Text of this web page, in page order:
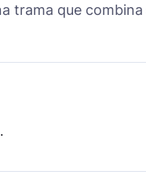
trama que combina